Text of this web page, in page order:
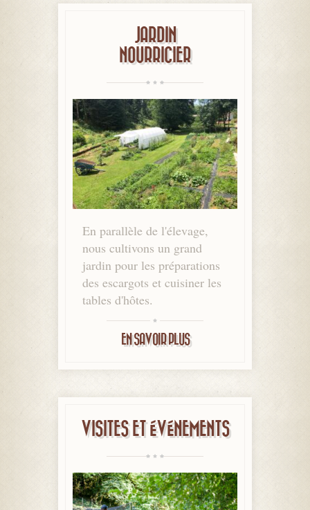
JARDIN
NOURRICIER
En parallèle de l'élevage,
nous cultivons un grand
jardin pour les préparations
des escargots et cuisiner les
tables d'hôtes.
EN SAVOIR PLUS
VISITES ET ÉVÉNEMENTS